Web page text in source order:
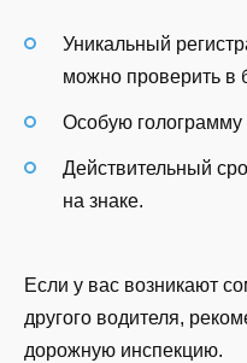
Уникальный
можно проверить в
Особую голограмму
Действительный
на знаке.
Если у вас возникают
другого водителя,
дорожную инспекцию.